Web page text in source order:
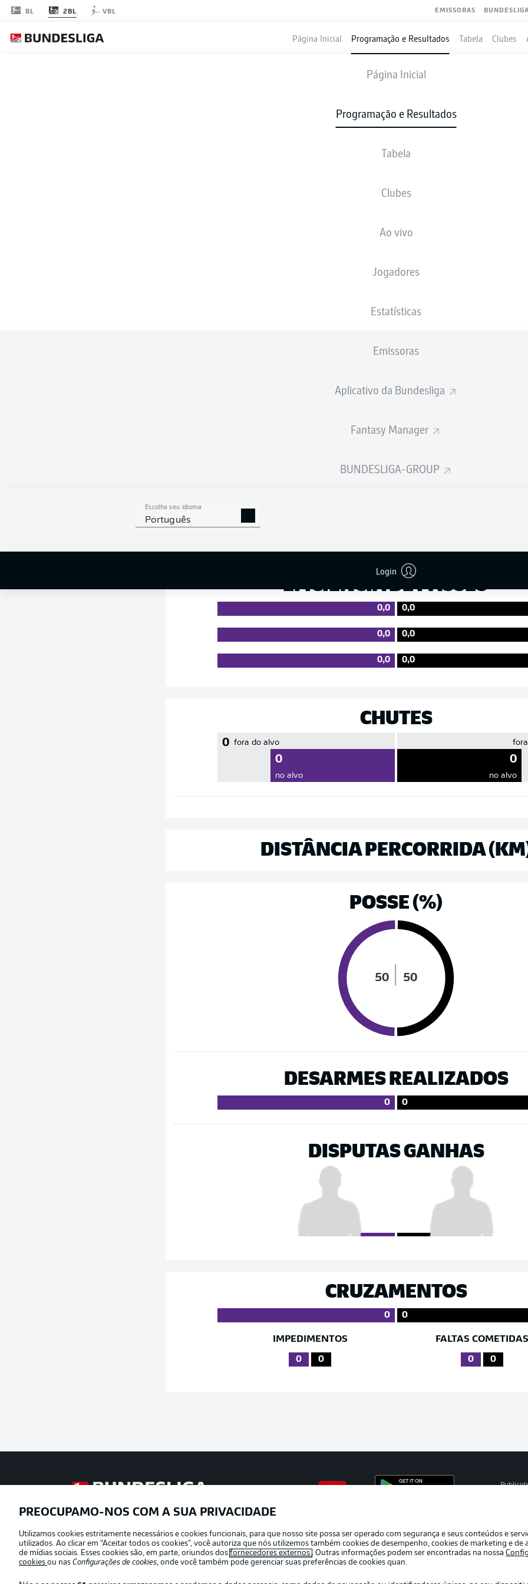
BL 2BL VBL EMISSORAS
Página Inicial Programação e Resultados Tabela Clubes
Página Inicial
Programação e Resultados
Tabela
Clubes
Ao vivo
Jogadores
Estatísticas
Emissoras
Aplicativo da Bundesliga
Fantasy Manager
BUNDESLIGA-GROUP
Escolha seu idioma
Português
Login
VFL OSNABRÜCK ARMINIA
ESCALAÇÕES
XGOLS
EFICIÊNCIA DE PASSES
0,0 0,0
0,0 0,0
0,0 0,0
CHUTES
0 fora do alvo
0
no alvo
0
no alvo
DISTÂNCIA PERCORRIDA
POSSE (%)
50 50
DESARMES REALIZADOS
0 0
DISPUTAS GANHAS
CRUZAMENTOS
0 0
IMPEDIMENTOS
0 0
FALTAS COMETIDAS
0 0
Football as it’s meant to be
Oferecido por
Marca
PREOCUPAMO-NOS COM A SUA PRIVACIDADE
Utilizamos cookies estritamente necessários e cookies funcionais, para que nosso site possa ser operado com segurança e seus conteúdos e
utilizados. Ao clicar em “Aceitar todos os cookies”, você autoriza que nós utilizemos também cookies de desempenho, cookies de marketing e de
de mídias sociais. Esses cookies são, em parte, oriundos dos fornecedores externos . Outras informações podem ser encontradas na nossa
cookies ou nas Configurações de cookies, onde você também pode gerenciar suas preferências de cookies quan.